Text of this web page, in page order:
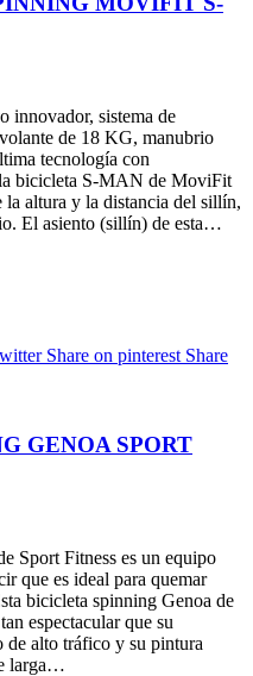
innovador, sistema de
de 18 KG, manubrio
tecnología con
bicicleta S-MAN de MoviFit
la altura y la distancia del sillín,
El asiento (sillín) de esta…
Share on pinterest Share
GENOA SPORT
Sport Fitness es un equipo
que es ideal para quemar
bicicleta spinning Genoa de
espectacular que su
de alto tráfico y su pintura
larga…